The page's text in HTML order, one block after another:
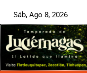
Sáb, Ago 8, 2026